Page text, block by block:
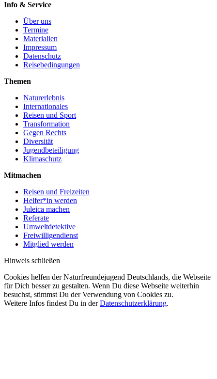
Info & Service
Über uns
Termine
Materialien
Impressum
Datenschutz
Reisebedingungen
Themen
Naturerlebnis
Internationales
Reisen und Sport
Transformation
Gegen Rechts
Diversität
Jugendbeteiligung
Klimaschutz
Mitmachen
Reisen und Freizeiten
Helfer*in werden
Juleica machen
Referate
Umweltdetektive
Freiwilligendienst
Mitglied werden
Hinweis schließen
Cookies helfen der Naturfreundejugend Deutschlands, die Webseite
für Dich besser zu gestalten. Wenn Du diese Webseite weiterhin
besuchst, stimmst Du der Verwendung von Cookies zu.
Weitere Infos findest Du in derDatenschutzerklärung.